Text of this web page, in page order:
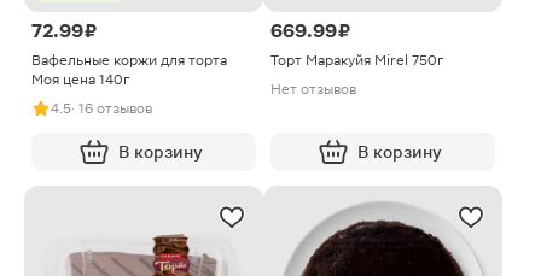
72.99 ₽
Вафельные коржи для торта
Моя цена 140г
4.5· 16 отзывов
В корзину
669.99 ₽
Торт Маракуйя Mirel 750г
Нет отзывов
В корзину